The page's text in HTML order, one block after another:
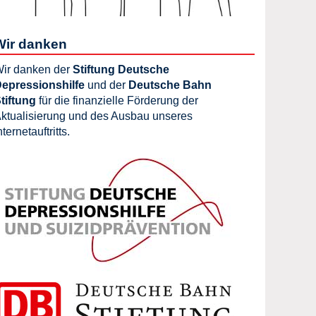
danken
danken der Stiftung Deutsche
und der Deutsche Bahn
für die finanzielle Förderung der
und des Ausbau unseres